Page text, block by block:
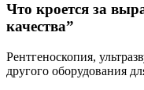
Что кроется за
качества”
Рентгеноскопия,
другого оборудования